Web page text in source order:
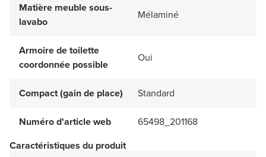
Matière meuble sous-
lavabo
Mélaminé
Armoire de toilette
coordonnée possible
Oui
Compact (gain de place) Standard
Numéro d'article web
65498_201168
Caractéristiques du produit